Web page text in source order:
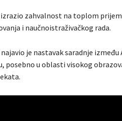
izrazio zahvalnost na toplom
i naučnoistraživačkog rada.
je nastavak saradnje
posebno u oblasti visokog